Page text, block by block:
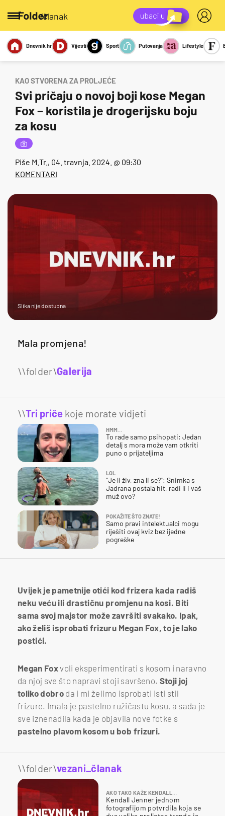
/članak
Miks Kviz
Report
Sexy
Dnevnik.hr Vijesti Sport Putovanja Lifestyle
KAO STVORENA ZA PROLJEĆE
Svi pričaju o novoj boji kose Megan
Fox – koristila je drogerijsku boju
za kosu
Piše M.Tr. , 04. travnja. 2024. @ 09:30
KOMENTARI
Slika nije dostupna
Mala promjena!
Galerija
\\Tri priče koje morate vidjeti
HMM…
To rade samo psihopati: Jedan
detalj s mora može vam otkriti
puno o prijateljima
LOL
"Je li živ, zna li se?": Snimka s
Jadrana postala hit, radi li i vaš
muž ovo?
POKAŽITE ŠTO ZNATE!
Samo pravi intelektualci mogu
riješiti ovaj kviz bez ijedne
pogreške
Uvijek je pametnije otići kod frizera kada radiš
neku veću ili drastičnu promjenu na kosi. Biti
sama svoj majstor može završiti svakako. Ipak,
ako želiš isprobati frizuru Megan Fox, to je lako
postići.
Megan Foxvoli eksperimentirati s kosom i naravno
da njoj sve što napravi stoji savršeno. Stoji joj
toliko dobro da i mi želimo isprobati isti stil
frizure. Imala je pastelno ružičastu kosu, a sada je
sve iznenadila kada je objavila nove fotke s
pastelno plavom kosom u bob frizuri.
\\folder\vezani_članak
AKO TAKO KAŽE KENDALL…
Kendall Jenner jednom
fotografijom potvrdila koja se